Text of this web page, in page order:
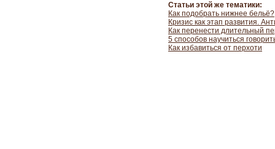
Статьи этой же тематики:
Как подобрать нижнее бельё?
Кризис как этап развития.
Как перенести длительный
5 способов научиться
Как избавиться от перхоти